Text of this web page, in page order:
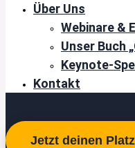
Über Uns
Webinare &
Unser Buch
Keynote-
Kontakt
Jetzt deinen